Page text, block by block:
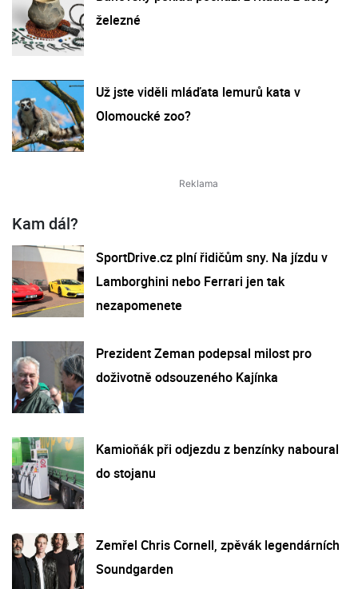
železné
Už jste viděli mláďata lemurů kata v
Olomoucké zoo?
Kam dál?
SportDrive.cz plní řidičům sny. Na jízdu v
Lamborghini nebo Ferrari jen tak
nezapomenete
Prezident Zeman podepsal milost pro
doživotně odsouzeného Kajínka
Kamioňák při odjezdu z benzínky naboural
do stojanu
Zemřel Chris Cornell, zpěvák legendárních
Soundgarden